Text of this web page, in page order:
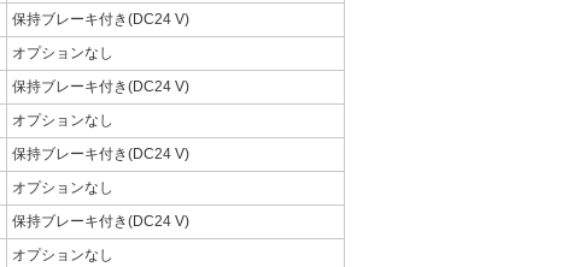
保持ブレーキ付き(DC24 V)
オプションなし
保持ブレーキ付き(DC24 V)
オプションなし
保持ブレーキ付き(DC24 V)
オプションなし
保持ブレーキ付き(DC24 V)
オプションなし